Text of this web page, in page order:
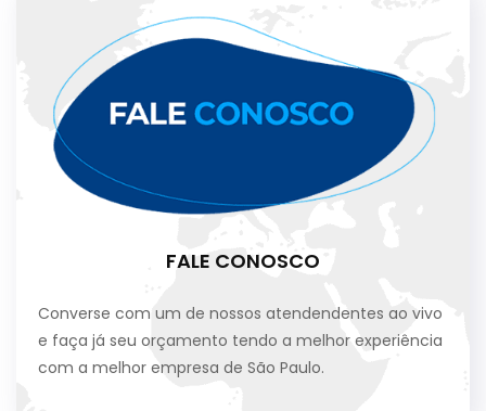
FALE CONOSCO
Converse com um de nossos atendendentes ao vivo
e faça já seu orçamento tendo a melhor experiência
com a melhor empresa de São Paulo.